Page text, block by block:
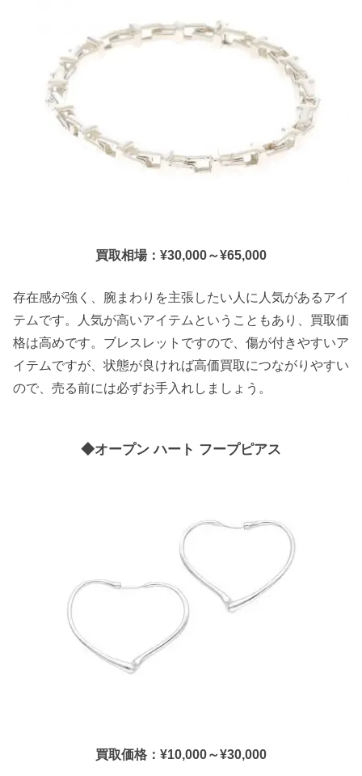
買取相場：¥30,000～¥65,000
存在感が強く、腕まわりを主張したい人に人気があるアイ
テムです。人気が高いアイテムということもあり、買取価
格は高めです。ブレスレットですので、傷が付きやすいア
イテムですが、状態が良ければ高価買取につながりやすい
ので、売る前には必ずお手入れしましょう。
◆オープン ハート フープピアス
買取価格：¥10,000～¥30,000